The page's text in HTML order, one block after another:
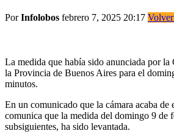
PorInfolobos febrero 7, 2025 20:17
La medida que había sido anunciada por la
la Provincia de Buenos Aires para el
minutos.
En un comunicado que la cámara acaba de
comunica que la medida del domingo 9 de
subsiguientes, ha sido levantada.